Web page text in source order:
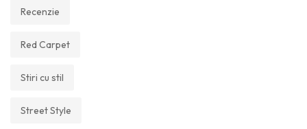
Recenzie
Red Carpet
Stiri cu stil
Street Style